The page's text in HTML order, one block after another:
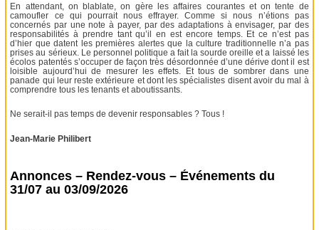
En attendant, on blablate, on gère les affaires courantes et on tente de
camoufler ce qui pourrait nous effrayer. Comme si nous n’étions pas
concernés par une note à payer, par des adaptations à envisager, par des
responsabilités à prendre tant qu’il en est encore temps. Et ce n’est pas
d’hier que datent les premières alertes que la culture traditionnelle n’a pas
prises au sérieux. Le personnel politique a fait la sourde oreille et a laissé les
écolos patentés s’occuper de façon très désordonnée d’une dérive dont il est
loisible aujourd’hui de mesurer les effets. Et tous de sombrer dans une
panade qui leur reste extérieure et dont les spécialistes disent avoir du mal à
comprendre tous les tenants et aboutissants.
Ne serait-il pas temps de devenir responsables ? Tous !
Jean-Marie Philibert
Annonces – Rendez-vous – Événements du
31/07 au 03/09/2026